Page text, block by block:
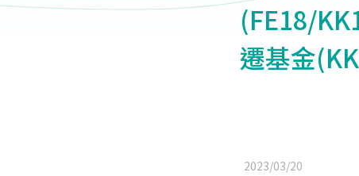
(FE18/
遷基金
2023/03/20